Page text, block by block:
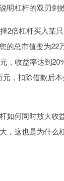
明杠杆的双刃剑
2倍杠杆买入某
的总市值变为22
，收益率达到
，扣除借款后
如何同时放大收
，这也是为什么